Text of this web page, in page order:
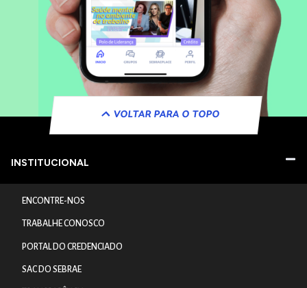
VOLTAR PARA O TOPO
INSTITUCIONAL
ENCONTRE-NOS
TRABALHE CONOSCO
PORTAL DO CREDENCIADO
SAC DO SEBRAE